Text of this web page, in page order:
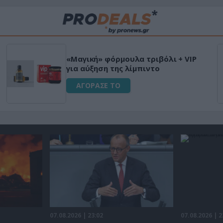
φυτικό διεγερτικό
Ultra Box
μπαταρία
07.08.2026 | 23:02 07.08.2026 |